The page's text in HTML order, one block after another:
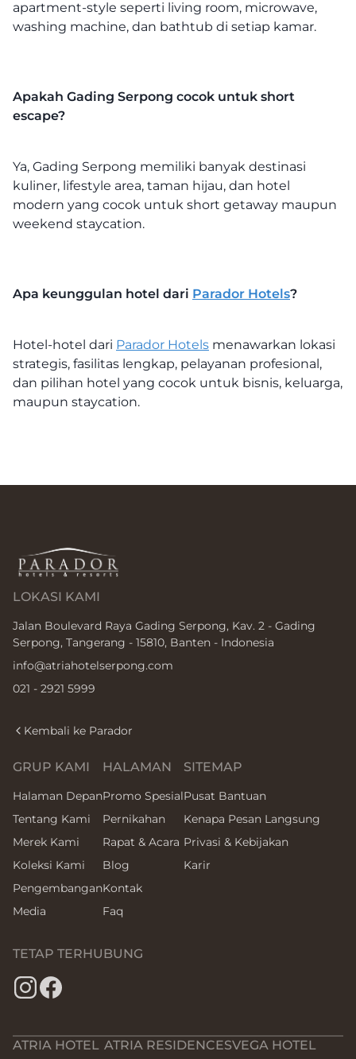
apartment-style seperti living room, microwave,
washing machine, dan bathtub di setiap kamar.
Apakah Gading Serpong cocok untuk short
escape?
Ya, Gading Serpong memiliki banyak destinasi
kuliner, lifestyle area, taman hijau, dan hotel
modern yang cocok untuk short getaway maupun
weekend staycation.
Apa keunggulan hotel dari Parador Hotels?
Hotel-hotel dari Parador Hotels menawarkan lokasi
strategis, fasilitas lengkap, pelayanan profesional,
dan pilihan hotel yang cocok untuk bisnis, keluarga,
maupun staycation.
LOKASI KAMI
Jalan Boulevard Raya Gading Serpong, Kav. 2 - Gading
Serpong, Tangerang - 15810, Banten - Indonesia
info@atriahotelserpong.com
021 - 2921 5999
Kembali ke Parador
GRUP KAMI
Halaman Depan
Tentang Kami
Merek Kami
Koleksi Kami
Pengembangan
Media
HALAMAN
Promo Spesial
Pernikahan
Rapat & Acara
Blog
Kontak
Faq
SITEMAP
Pusat Bantuan
Kenapa Pesan Langsung
Privasi & Kebijakan
Karir
TETAP TERHUBUNG
ATRIA HOTEL ATRIA RESIDENCESVEGA HOTEL